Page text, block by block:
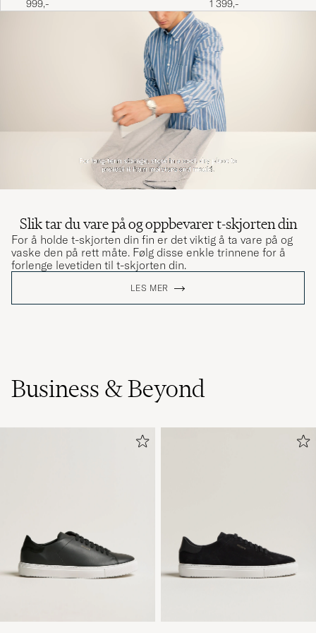
999,- 1 399,-
Slik tar du vare på og oppbevarer t-skjorten din
For å holde t-skjorten din fin er det viktig å ta vare på og
vaske den på rett måte. Følg disse enkle trinnene for å
forlenge levetiden til t-skjorten din.
LES MER
Business & Beyond